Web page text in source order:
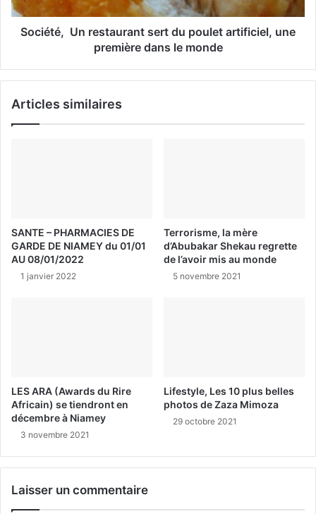
Société, Un restaurant sert du poulet artificiel, une
première dans le monde
Articles similaires
SANTE – PHARMACIES DE
GARDE DE NIAMEY du 01/01
AU 08/01/2022
1 janvier 2022
Terrorisme, la mère
d’Abubakar Shekau regrette
de l’avoir mis au monde
5 novembre 2021
LES ARA (Awards du Rire
Africain) se tiendront en
décembre à Niamey
3 novembre 2021
Lifestyle, Les 10 plus belles
photos de Zaza Mimoza
29 octobre 2021
Laisser un commentaire